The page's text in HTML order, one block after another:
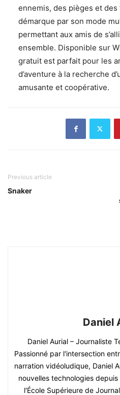
ennemis, des pièges et
démarque par son mode
permettant aux amis de
ensemble. Disponible sur
gratuit est parfait pour les
d’aventure à la recherche
amusante et coopérative.
Previous article
Snaker
Daniel
Daniel Aurial – Journaliste
Passionné par l'intersection
narration vidéoludique, Daniel
nouvelles technologies
l'École Supérieure de